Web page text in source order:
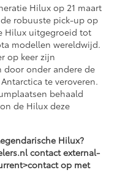
Hilux op 21 maart
de robuuste pick-up op
Hilux uitgegroeid tot
modellen wereldwijd.
op keer zijn
door onder andere de
te veroveren.
behaald
de Hilux deze
Hilux?
contact external-
op met